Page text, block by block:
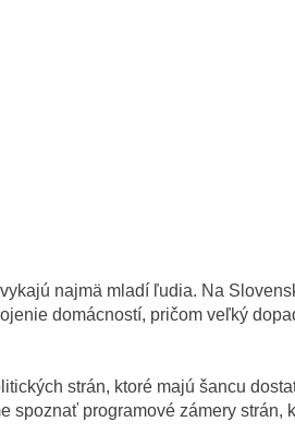
najmä mladí ľudia. Na
domácností, pričom veľký
strán, ktoré majú šancu
programové zámery